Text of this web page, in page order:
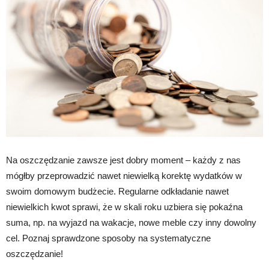
Na oszczędzanie zawsze jest dobry moment – każdy z nas
mógłby przeprowadzić nawet niewielką korektę wydatków w
swoim domowym budżecie. Regularne odkładanie nawet
niewielkich kwot sprawi, że w skali roku uzbiera się pokaźna
suma, np. na wyjazd na wakacje, nowe meble czy inny dowolny
cel. Poznaj sprawdzone sposoby na systematyczne
oszczędzanie!